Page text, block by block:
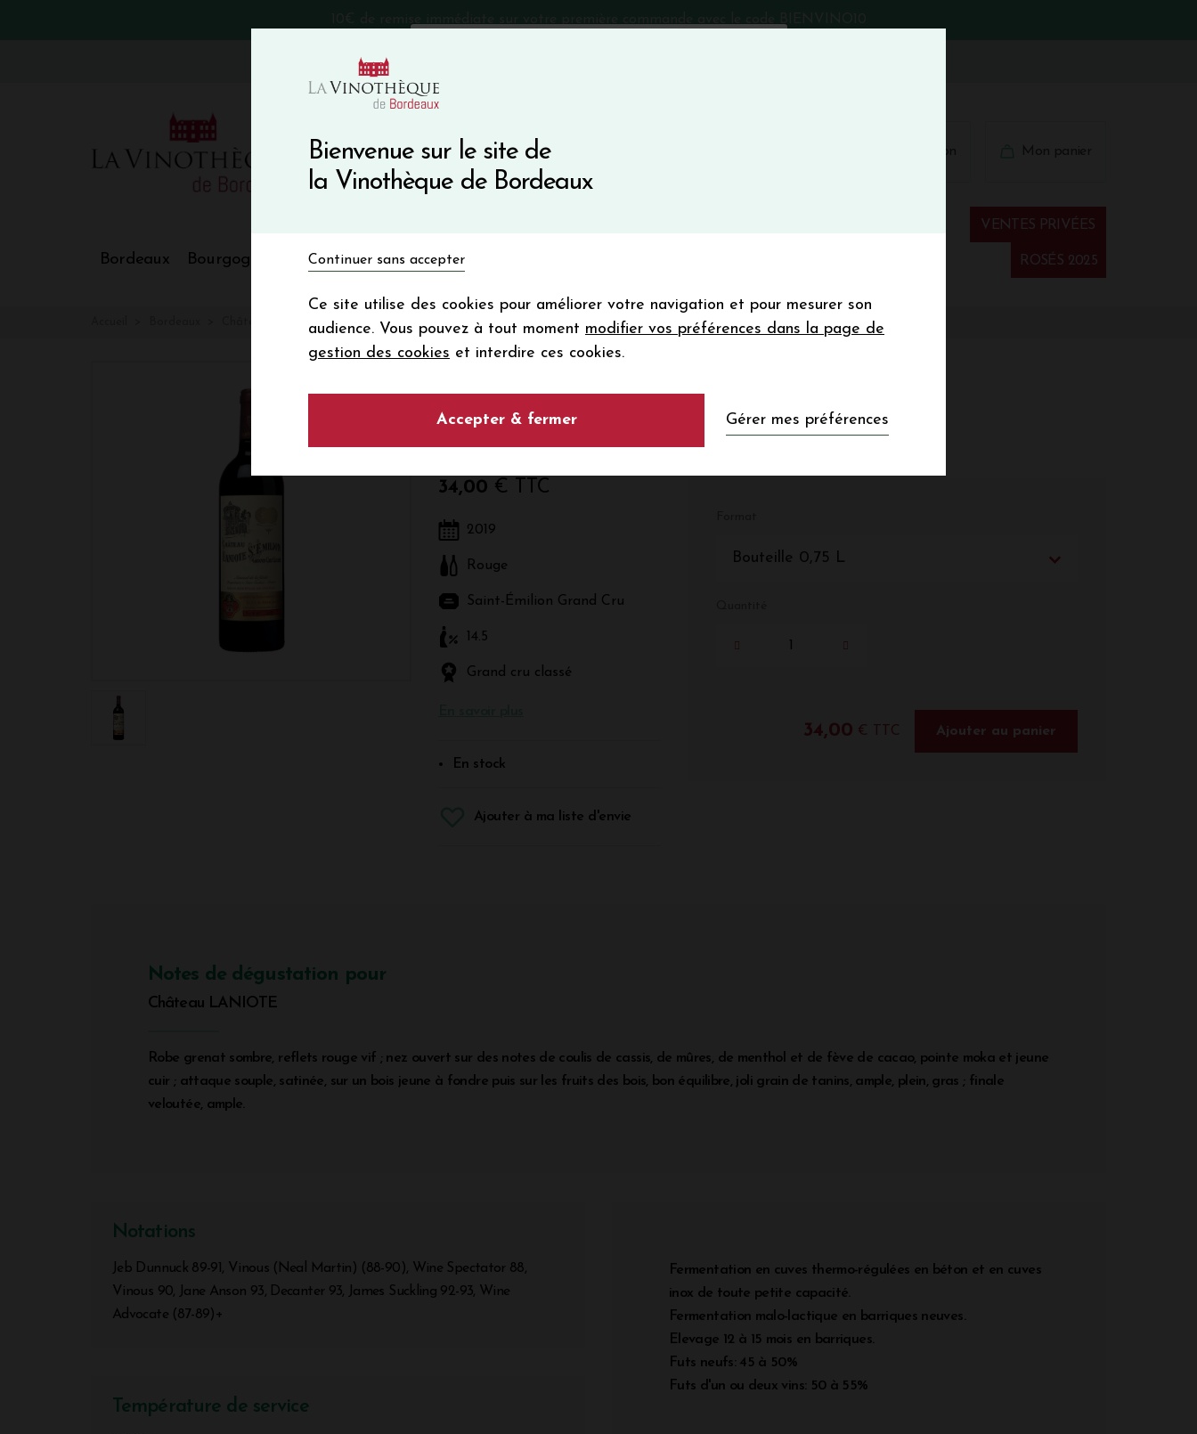
Bienvenue sur le site de
la Vinothèque de Bordeaux
Continuer sans accepter
Ce site utilise des cookies pour améliorer votre navigation et pour mesurer son
audience. Vous pouvez à tout moment modifier vos préférences dans la page de
gestion des cookies et interdire ces cookies.
Accepter & fermer Gérer mes préférences
VinoBlog
Bordeaux Bourgogne Nos Régions Vins du monde ROSÉS 2025
VENTES PRIVÉES
Château LANIOTE 2019
Rouge - Bordeaux - Saint-Émilion Grand Cru
34,00 € TTC
2019
Rouge
Saint-Émilion Grand Cru
14.5
Grand cru classé
En stock
Ajouter à ma liste d'envie
Bouteille 0,75 L
34,00 € TTC Ajouter au panier
Notes de dégustation pour
Château LANIOTE
Robe grenat sombre, reflets rouge vif ; nez ouvert sur des notes de coulis de cassis, de mûres, de menthol et de fève de cacao, pointe moka et jeune
cuir ; attaque souple, satinée, sur un bois jeune à fondre puis sur les fruits des bois, bon équilibre, joli grain de tanins, ample, plein, gras ; finale
veloutée, ample.
Notations
Jeb Dunnuck 89-91, Vinous (Neal Martin) (88-90), Wine Spectator 88,
Vinous 90, Jane Anson 93, Decanter 93, James Suckling 92-93, Wine
Advocate (87-89)+
Température de service
Fermentation en cuves thermo-régulées en béton et en cuves
inox de toute petite capacité.
Fermentation malo-lactique en barriques neuves.
Elevage 12 à 15 mois en barriques.
Futs neufs: 45 à 50%
Futs d'un ou deux vins: 50 à 55%
En m’abonnant, j’accepte de recevoir la newsletter de la
Vinothèque de Bordeaux.